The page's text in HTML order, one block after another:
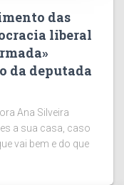
das
liberal
da deputada
Ana Silveira
a sua casa, caso
vai bem e do que